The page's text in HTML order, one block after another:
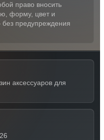
право вносить
форму, цвет и
без предупреждения
аксессуаров для